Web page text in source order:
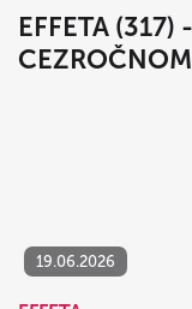
26.06.2026